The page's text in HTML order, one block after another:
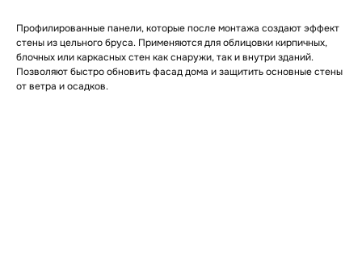
Профилированные панели, которые после монтажа создают эффект
стены из цельного бруса. Применяются для облицовки кирпичных,
блочных или каркасных стен как снаружи, так и внутри зданий.
Позволяют быстро обновить фасад дома и защитить основные стены
от ветра и осадков.